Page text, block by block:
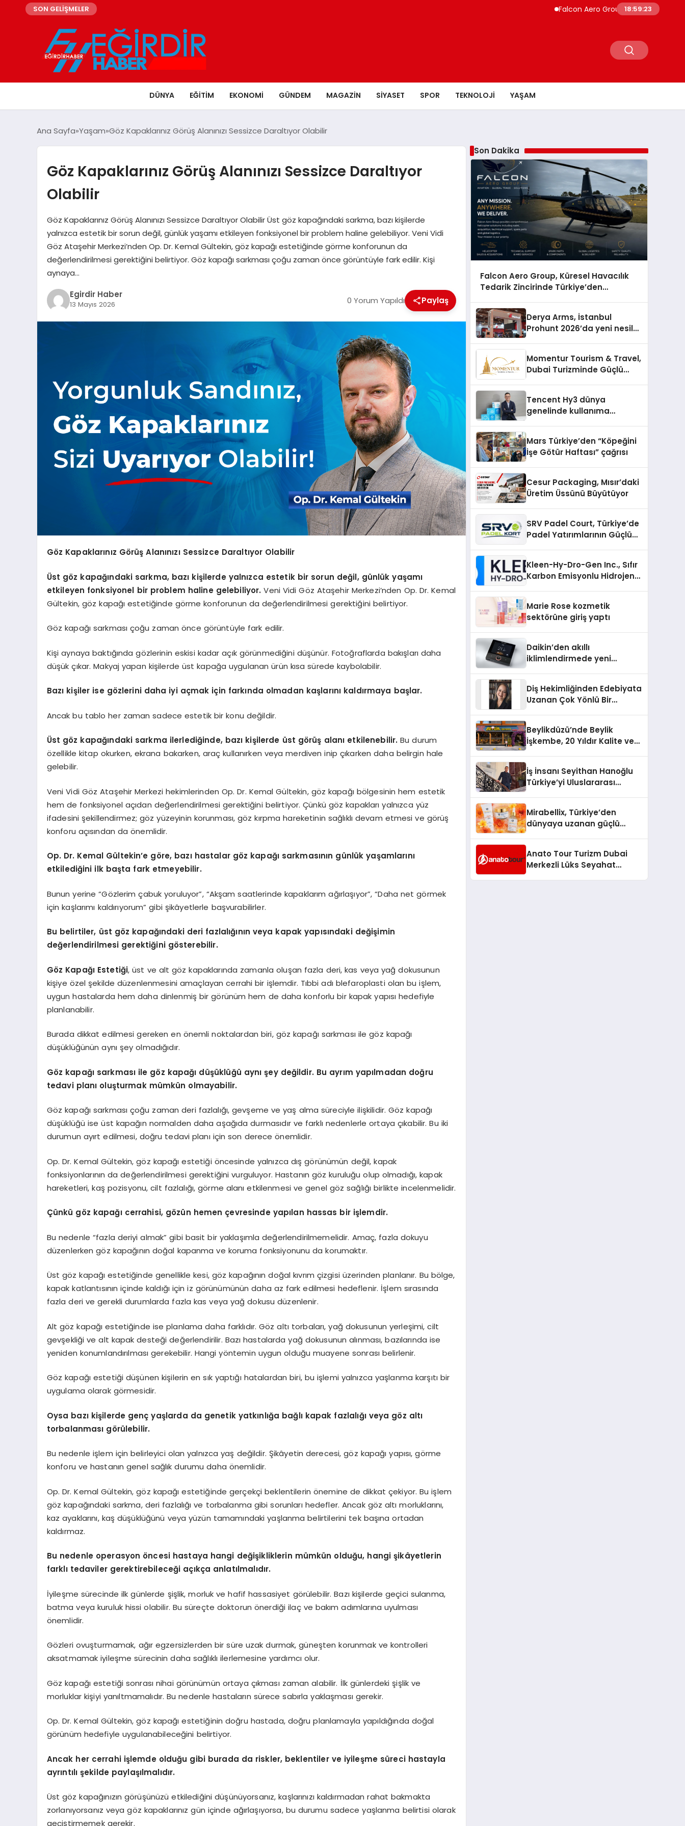
SON GELİŞMELER Falcon Aero Group, Küresel Havacılık
18:59:24
DÜNYA EĞITIM EKONOMI GÜNDEM MAGAZIN SIYASET SPOR TEKNOLOJI YAŞAM
Ana Sayfa Yaşam Göz Kapaklarınız Görüş Alanınızı Sessizce Daraltıyor Olabilir
Göz Kapaklarınız Görüş Alanınızı Sessizce Daraltıyor
Olabilir
Göz Kapaklarınız Görüş Alanınızı Sessizce Daraltıyor Olabilir Üst göz kapağındaki sarkma, bazı kişilerde
yalnızca estetik bir sorun değil, günlük yaşamı etkileyen fonksiyonel bir problem haline gelebiliyor. Veni Vidi
Göz Ataşehir Merkezi’nden Op. Dr. Kemal Gültekin, göz kapağı estetiğinde görme konforunun da
değerlendirilmesi gerektiğini belirtiyor. Göz kapağı sarkması çoğu zaman önce görüntüyle fark edilir. Kişi
aynaya…
Egirdir Haber
13 Mayıs 2026 0 Yorum Yapıldı Paylaş
Göz Kapaklarınız Görüş Alanınızı Sessizce Daraltıyor Olabilir
Üst göz kapağındaki sarkma, bazı kişilerde yalnızca estetik bir sorun değil, günlük yaşamı
etkileyen fonksiyonel bir problem haline gelebiliyor. Veni Vidi Göz Ataşehir Merkezi’nden Op. Dr. Kemal
Gültekin, göz kapağı estetiğinde görme konforunun da değerlendirilmesi gerektiğini belirtiyor.
Göz kapağı sarkması çoğu zaman önce görüntüyle fark edilir.
Kişi aynaya baktığında gözlerinin eskisi kadar açık görünmediğini düşünür. Fotoğraflarda bakışları daha
düşük çıkar. Makyaj yapan kişilerde üst kapağa uygulanan ürün kısa sürede kaybolabilir.
Bazı kişiler ise gözlerini daha iyi açmak için farkında olmadan kaşlarını kaldırmaya başlar.
Ancak bu tablo her zaman sadece estetik bir konu değildir.
Üst göz kapağındaki sarkma ilerlediğinde, bazı kişilerde üst görüş alanı etkilenebilir. Bu durum
özellikle kitap okurken, ekrana bakarken, araç kullanırken veya merdiven inip çıkarken daha belirgin hale
gelebilir.
Veni Vidi Göz Ataşehir Merkezi hekimlerinden Op. Dr. Kemal Gültekin, göz kapağı bölgesinin hem estetik
hem de fonksiyonel açıdan değerlendirilmesi gerektiğini belirtiyor. Çünkü göz kapakları yalnızca yüz
ifadesini şekillendirmez; göz yüzeyinin korunması, göz kırpma hareketinin sağlıklı devam etmesi ve görüş
konforu açısından da önemlidir.
Op. Dr. Kemal Gültekin’e göre, bazı hastalar göz kapağı sarkmasının günlük yaşamlarını
etkilediğini ilk başta fark etmeyebilir.
Bunun yerine “Gözlerim çabuk yoruluyor”, “Akşam saatlerinde kapaklarım ağırlaşıyor”, “Daha net görmek
için kaşlarımı kaldırıyorum” gibi şikâyetlerle başvurabilirler.
Bu belirtiler, üst göz kapağındaki deri fazlalığının veya kapak yapısındaki değişimin
değerlendirilmesi gerektiğini gösterebilir.
Göz Kapağı Estetiği, üst ve alt göz kapaklarında zamanla oluşan fazla deri, kas veya yağ dokusunun
kişiye özel şekilde düzenlenmesini amaçlayan cerrahi bir işlemdir. Tıbbi adı blefaroplasti olan bu işlem,
uygun hastalarda hem daha dinlenmiş bir görünüm hem de daha konforlu bir kapak yapısı hedefiyle
planlanabilir.
Burada dikkat edilmesi gereken en önemli noktalardan biri, göz kapağı sarkması ile göz kapağı
düşüklüğünün aynı şey olmadığıdır.
Göz kapağı sarkması ile göz kapağı düşüklüğü aynı şey değildir. Bu ayrım yapılmadan doğru
tedavi planı oluşturmak mümkün olmayabilir.
Göz kapağı sarkması çoğu zaman deri fazlalığı, gevşeme ve yaş alma süreciyle ilişkilidir. Göz kapağı
düşüklüğü ise üst kapağın normalden daha aşağıda durmasıdır ve farklı nedenlerle ortaya çıkabilir. Bu iki
durumun ayırt edilmesi, doğru tedavi planı için son derece önemlidir.
Op. Dr. Kemal Gültekin, göz kapağı estetiği öncesinde yalnızca dış görünümün değil, kapak
fonksiyonlarının da değerlendirilmesi gerektiğini vurguluyor. Hastanın göz kuruluğu olup olmadığı, kapak
hareketleri, kaş pozisyonu, cilt fazlalığı, görme alanı etkilenmesi ve genel göz sağlığı birlikte incelenmelidir.
Çünkü göz kapağı cerrahisi, gözün hemen çevresinde yapılan hassas bir işlemdir.
Bu nedenle “fazla deriyi almak” gibi basit bir yaklaşımla değerlendirilmemelidir. Amaç, fazla dokuyu
düzenlerken göz kapağının doğal kapanma ve koruma fonksiyonunu da korumaktır.
Üst göz kapağı estetiğinde genellikle kesi, göz kapağının doğal kıvrım çizgisi üzerinden planlanır. Bu bölge,
kapak katlantısının içinde kaldığı için iz görünümünün daha az fark edilmesi hedeflenir. İşlem sırasında
fazla deri ve gerekli durumlarda fazla kas veya yağ dokusu düzenlenir.
Alt göz kapağı estetiğinde ise planlama daha farklıdır. Göz altı torbaları, yağ dokusunun yerleşimi, cilt
gevşekliği ve alt kapak desteği değerlendirilir. Bazı hastalarda yağ dokusunun alınması, bazılarında ise
yeniden konumlandırılması gerekebilir. Hangi yöntemin uygun olduğu muayene sonrası belirlenir.
Göz kapağı estetiği düşünen kişilerin en sık yaptığı hatalardan biri, bu işlemi yalnızca yaşlanma karşıtı bir
uygulama olarak görmesidir.
Oysa bazı kişilerde genç yaşlarda da genetik yatkınlığa bağlı kapak fazlalığı veya göz altı
torbalanması görülebilir.
Bu nedenle işlem için belirleyici olan yalnızca yaş değildir. Şikâyetin derecesi, göz kapağı yapısı, görme
konforu ve hastanın genel sağlık durumu daha önemlidir.
Op. Dr. Kemal Gültekin, göz kapağı estetiğinde gerçekçi beklentilerin önemine de dikkat çekiyor. Bu işlem
göz kapağındaki sarkma, deri fazlalığı ve torbalanma gibi sorunları hedefler. Ancak göz altı morluklarını,
kaz ayaklarını, kaş düşüklüğünü veya yüzün tamamındaki yaşlanma belirtilerini tek başına ortadan
kaldırmaz.
Bu nedenle operasyon öncesi hastaya hangi değişikliklerin mümkün olduğu, hangi şikâyetlerin
farklı tedaviler gerektirebileceği açıkça anlatılmalıdır.
İyileşme sürecinde ilk günlerde şişlik, morluk ve hafif hassasiyet görülebilir. Bazı kişilerde geçici sulanma,
batma veya kuruluk hissi olabilir. Bu süreçte doktorun önerdiği ilaç ve bakım adımlarına uyulması
önemlidir.
Gözleri ovuşturmamak, ağır egzersizlerden bir süre uzak durmak, güneşten korunmak ve kontrolleri
aksatmamak iyileşme sürecinin daha sağlıklı ilerlemesine yardımcı olur.
Göz kapağı estetiği sonrası nihai görünümün ortaya çıkması zaman alabilir. İlk günlerdeki şişlik ve
morluklar kişiyi yanıltmamalıdır. Bu nedenle hastaların sürece sabırla yaklaşması gerekir.
Op. Dr. Kemal Gültekin, göz kapağı estetiğinin doğru hastada, doğru planlamayla yapıldığında doğal
görünüm hedefiyle uygulanabileceğini belirtiyor.
Ancak her cerrahi işlemde olduğu gibi burada da riskler, beklentiler ve iyileşme süreci hastayla
ayrıntılı şekilde paylaşılmalıdır.
Üst göz kapağınızın görüşünüzü etkilediğini düşünüyorsanız, kaşlarınızı kaldırmadan rahat bakmakta
zorlanıyorsanız veya göz kapaklarınız gün içinde ağırlaşıyorsa, bu durumu sadece yaşlanma belirtisi olarak
geçiştirmemek gerekir.
Son Dakika
Falcon Aero Group, Küresel Havacılık
Tedarik Zincirinde Türkiye’den
Derya Arms, İstanbul
Prohunt 2026’da yeni nesil
Momentur Tourism & Travel,
Dubai Turizminde Güçlü
Tencent Hy3 dünya
genelinde kullanıma
Mars Türkiye’den “Köpeğini
İşe Götür Haftası” çağrısı
Cesur Packaging, Mısır’daki
Üretim Üssünü Büyütüyor
SRV Padel Court, Türkiye’de
Padel Yatırımlarının Güçlü
Kleen-Hy-Dro-Gen Inc., Sıfır
Karbon Emisyonlu Hidrojen
Aldı
Marie Rose kozmetik
sektörüne giriş yaptı
Daikin’den akıllı
iklimlendirmede yeni
Diş Hekimliğinden Edebiyata
Uzanan Çok Yönlü Bir
Beylikdüzü’nde Beylik
İşkembe, 20 Yıldır Kalite ve
İş İnsanı Seyithan Hanoğlu
Türkiye’yi Uluslararası
Mirabellix, Türkiye’den
dünyaya uzanan güçlü
Anato Tour Turizm Dubai
Merkezli Lüks Seyahat